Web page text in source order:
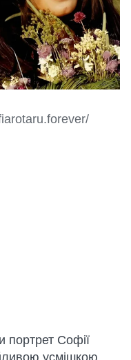
портрет Софії